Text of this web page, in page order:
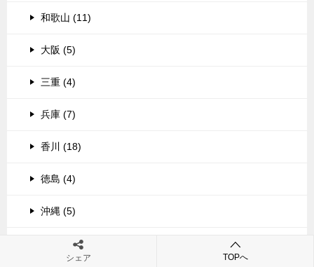
和歌山 (11)
大阪 (5)
三重 (4)
兵庫 (7)
香川 (18)
徳島 (4)
沖縄 (5)
広島 (3)
シェア TOPへ